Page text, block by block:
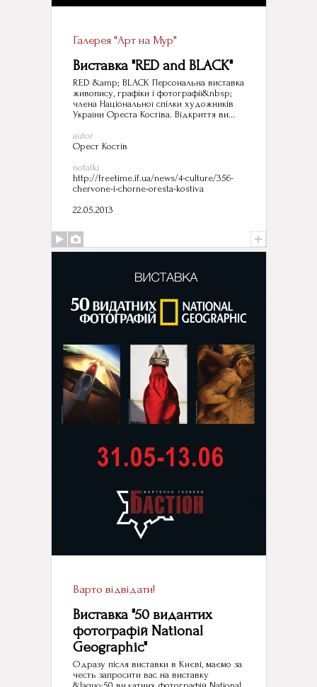
Галерея "Арт на Мур"
Виставка "RED and BLACK"
RED &amp; BLACK Персональна виставка
живопису, графіки і фотографії&nbsp;
члена Національної спілки художників
України Ореста Костіва. Відкриття ви...
autor
Орест Костів
notatki
http://freetime.if.ua/news/4-culture/356-
chervone-i-chorne-oresta-kostiva
22.05.2013
Варто відвідати!
Виставка "50 видантих
фотографій National
Geographic"
Одразу після виставки в Києві, маємо за
честь запросити вас на виставку